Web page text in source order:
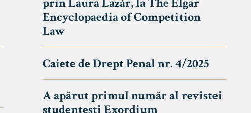
Encyclopaedia of Competition
Law
Caiete de Drept Penal nr. 4/2025
A apărut primul număr al revistei
studențești Exordium